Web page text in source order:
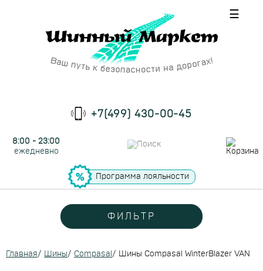
☰
+7(499) 430-00-45
8:00 - 23:00
ежедневно
Программа лояльности
ФИЛЬТР
Главная/ Шины/ Compasal / Шины Compasal WinterBlazer VAN